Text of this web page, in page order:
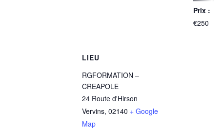
Prix :
€250
LIEU
RGFORMATION –
CREAPOLE
24 Route d'Hirson
Vervins, 02140 + Google
Map